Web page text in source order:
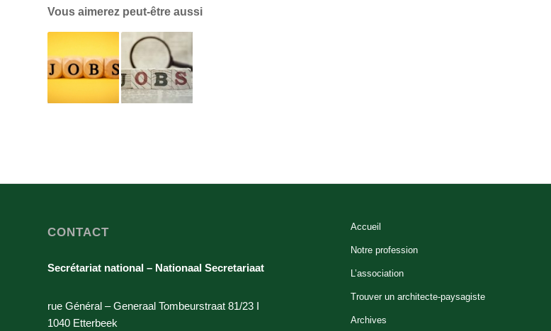
Vous aimerez peut-être aussi
CONTACT
Secrétariat national – Nationaal Secretariaat
rue Général – Generaal Tombeurstraat 81/23 I
1040 Etterbeek
Accueil
Notre profession
L’association
Trouver un architecte-paysagiste
Archives